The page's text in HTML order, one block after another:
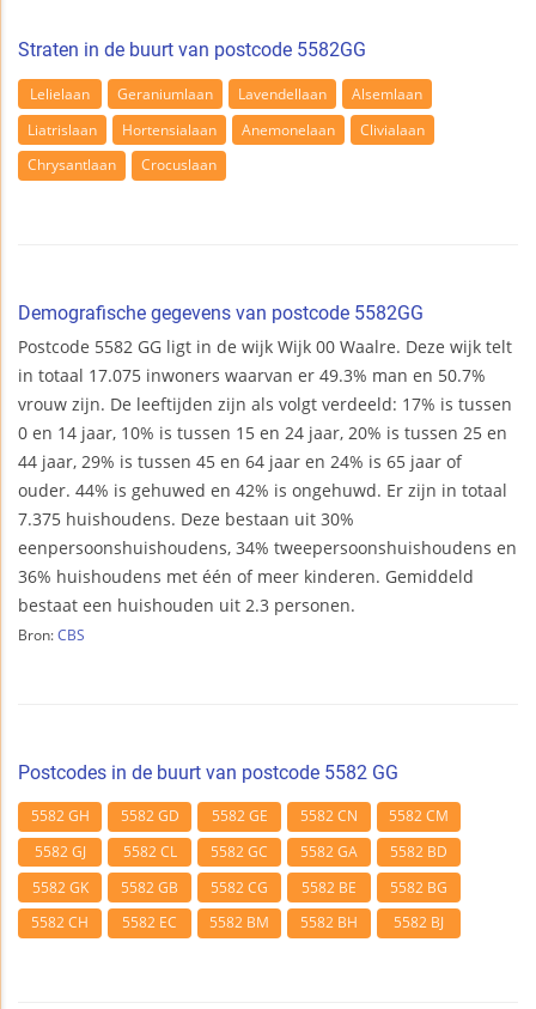
Straten in de buurt van postcode 5582GG
Lelielaan Geraniumlaan Lavendellaan
Alsemlaan
Liatrislaan
Hortensialaan Anemonelaan
Clivialaan
Chrysantlaan
Crocuslaan
Demografische gegevens van postcode 5582GG
Postcode 5582 GG ligt in de wijk Wijk 00 Waalre. Deze wijk telt
in totaal 17.075 inwoners waarvan er 49.3% man en 50.7%
vrouw zijn. De leeftijden zijn als volgt verdeeld: 17% is tussen
0 en 14 jaar, 10% is tussen 15 en 24 jaar, 20% is tussen 25 en
44 jaar, 29% is tussen 45 en 64 jaar en 24% is 65 jaar of
ouder. 44% is gehuwed en 42% is ongehuwd. Er zijn in totaal
7.375 huishoudens. Deze bestaan uit 30%
eenpersoonshuishoudens, 34% tweepersoonshuishoudens en
36% huishoudens met één of meer kinderen. Gemiddeld
bestaat een huishouden uit 2.3 personen.
Bron: CBS
Postcodes in de buurt van postcode 5582 GG
5582 GH 5582 GD 5582 GE 5582 CN
5582 CM
5582 GJ
5582 CL 5582 GC 5582 GA
5582 BD
5582 GK
5582 GB 5582 CG 5582 BE
5582 BG
5582 CH
5582 EC 5582 BM 5582 BH 5582 BJ